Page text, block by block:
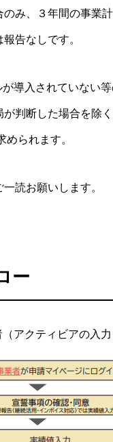
み、３年間の事業
告なしです。
導入されていない
判断した場合を除
られます。
読お願いします。
ー
アクティビアの入